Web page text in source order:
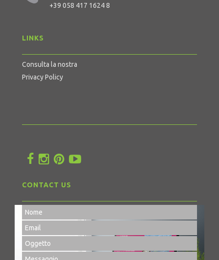
+39 058 417 1624 8
LINKS
Consulta la nostra
Privacy Policy
CONTACT US